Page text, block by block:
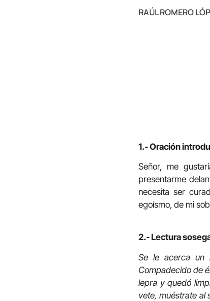
RAÚL ROMERO
1.- Oración
Señor, me
presentarme
necesita ser
egoísmo, de mi
2.- Lectura
Se le acerca un
Compadecido de
lepra y quedó
vete, muéstrate al